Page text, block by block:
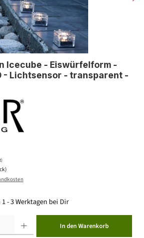
Icecube - Eiswürfelform -
- Lichtsensor - transparent -
- 3 Werktagen bei Dir
In den Warenkorb